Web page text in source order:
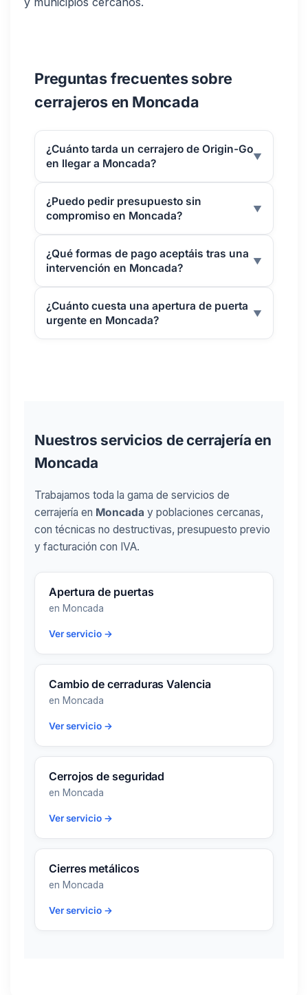
Preguntas frecuentes sobre
cerrajeros en Moncada
¿Cuánto tarda un cerrajero de Origin-Go
en llegar a Moncada?
▼
¿Puedo pedir presupuesto sin
compromiso en Moncada?
▼
¿Qué formas de pago aceptáis tras una
intervención en Moncada?
▼
¿Cuánto cuesta una apertura de puerta
urgente en Moncada?
▼
Nuestros servicios de cerrajería en
Moncada
Trabajamos toda la gama de servicios de
cerrajería en Moncada y poblaciones cercanas,
con técnicas no destructivas, presupuesto previo
y facturación con IVA.
Apertura de puertas
en Moncada
Ver servicio →
Cambio de cerraduras Valencia
en Moncada
Ver servicio →
Cerrojos de seguridad
en Moncada
Ver servicio →
Cierres metálicos
en Moncada
Ver servicio →